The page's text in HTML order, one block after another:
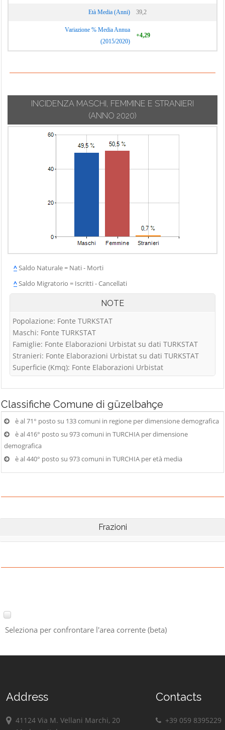
Età Media (Anni) 39,2
Variazione % Media Annua
(2015/2020)
+4,29
INCIDENZA MASCHI, FEMMINE E STRANIERI
(ANNO 2020)
^Saldo Naturale = Nati - Morti
^Saldo Migratorio = Iscritti - Cancellati
NOTE
Popolazione: Fonte TURKSTAT
Maschi: Fonte TURKSTAT
Famiglie: Fonte Elaborazioni Urbistat su dati TURKSTAT
Stranieri: Fonte Elaborazioni Urbistat su dati TURKSTAT
Superficie (Kmq): Fonte Elaborazioni Urbistat
Classifiche Comune di güzelbahçe
è al 71° posto su 133 comuni in regione per dimensione demografica
è al 416° posto su 973 comuni in TURCHIA per dimensione
demografica
è al 440° posto su 973 comuni in TURCHIA per età media
Frazioni
Seleziona per confrontare l'area corrente (beta)
Address
41124 Via M. Vellani Marchi, 20
Contacts
+39 059 8395229